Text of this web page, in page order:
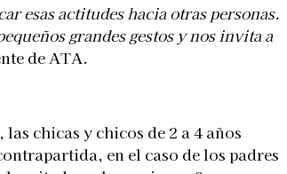
esas actitudes hacia otras personas.
grandes gestos y nos invita a
de ATA.
chicas y chicos de 2 a 4 años
en el caso de los padres